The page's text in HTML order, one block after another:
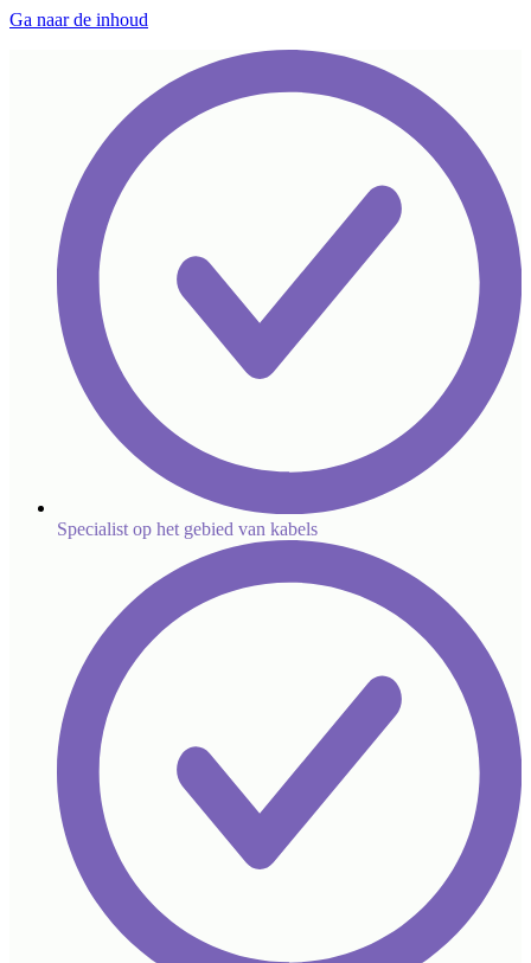
Ga naar de inhoud
Specialist op het gebied van kabels